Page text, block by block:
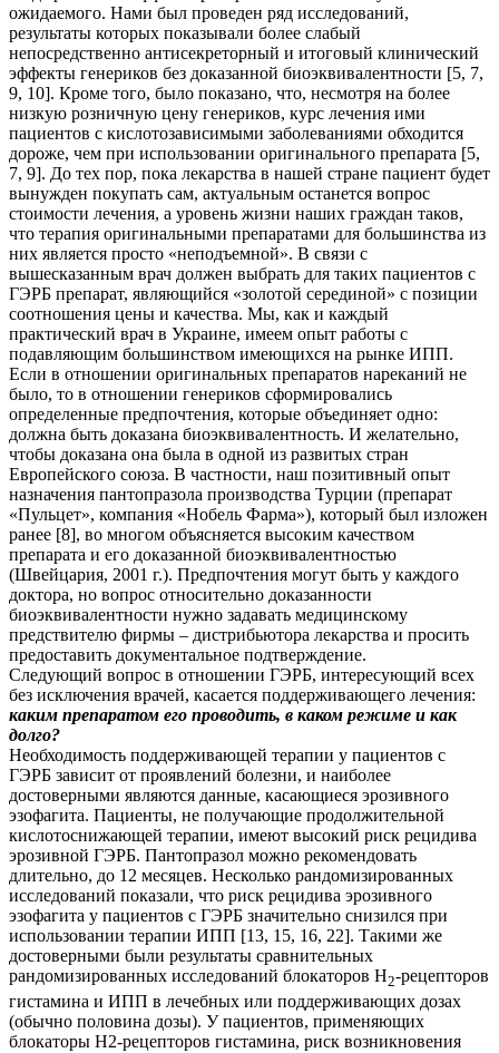
ожидаемого. Нами был проведен ряд исследований,
результаты которых показывали более слабый
непосредственно антисекреторный и итоговый клинический
эффекты генериков без доказанной биоэквивалентности [5, 7,
9, 10]. Кроме того, было показано, что, несмотря на более
низкую розничную цену генериков, курс лечения ими
пациентов с кислотозависимыми заболеваниями обходится
дороже, чем при использовании оригинального препарата [5,
7, 9]. До тех пор, пока лекарства в нашей стране пациент будет
вынужден покупать сам, актуальным останется вопрос
стоимости лечения, а уровень жизни наших граждан таков,
что терапия оригинальными препаратами для большинства из
них является просто «неподъемной». В связи с
вышесказанным врач должен выбрать для таких пациентов с
ГЭРБ препарат, являющийся «золотой серединой» с позиции
соотношения цены и качества. Мы, как и каждый
практический врач в Украине, имеем опыт работы с
подавляющим большинством имеющихся на рынке ИПП.
Если в отношении оригинальных препаратов нареканий не
было, то в отношении генериков сформировались
определенные предпочтения, которые объединяет одно:
должна быть доказана биоэквивалентность. И желательно,
чтобы доказана она была в одной из развитых стран
Европейского союза. В частности, наш позитивный опыт
назначения пантопразола производства Турции (препарат
«Пульцет», компания «Нобель Фарма»), который был изложен
ранее [8], во многом объясняется высоким качеством
препарата и его доказанной биоэквивалентностью
(Швейцария, 2001 г.). Предпочтения могут быть у каждого
доктора, но вопрос относительно доказанности
биоэквивалентности нужно задавать медицинскому
предствителю фирмы – дистрибьютора лекарства и просить
предоставить документальное подтверждение.
Следующий вопрос в отношении ГЭРБ, интересующий всех
без исключения врачей, касается поддерживающего лечения:
каким препаратом его проводить, в каком режиме и как
долго?
Необходимость поддерживающей терапии у пациентов с
ГЭРБ зависит от проявлений болезни, и наиболее
достоверными являются данные, касающиеся эрозивного
эзофагита. Пациенты, не получающие продолжительной
кислотоснижающей терапии, имеют высокий риск рецидива
эрозивной ГЭРБ. Пантопразол можно рекомендовать
длительно, до 12 месяцев. Несколько рандомизированных
исследований показали, что риск рецидива эрозивного
эзофагита у пациентов с ГЭРБ значительно снизился при
использовании терапии ИПП [13, 15, 16, 22]. Такими же
достоверными были результаты сравнительных
рандомизированных исследований блокаторов Н2-рецепторов
гистамина и ИПП в лечебных или поддерживающих дозах
(обычно половина дозы). У пациентов, применяющих
блокаторы Н2-рецепторов гистамина, риск возникновения